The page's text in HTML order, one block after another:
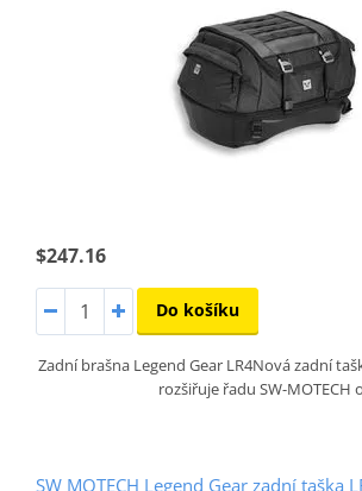
$247.16
Do košíku
Zadní brašna Legend Gear LR4Nová zadní
rozšiřuje řadu SW-MOTECH
SW MOTECH Legend Gear zadní taška